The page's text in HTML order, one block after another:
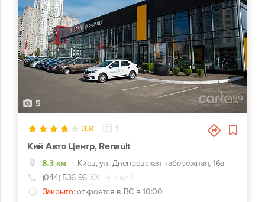
5
3.8 1
Кий Авто Центр, Renault
8.3 км г. Киев, ул. Днепровская набережная, 16а
(044) 536-96-ХХ
+ еще 2
Закрыто: откроется в ВС в 10:00